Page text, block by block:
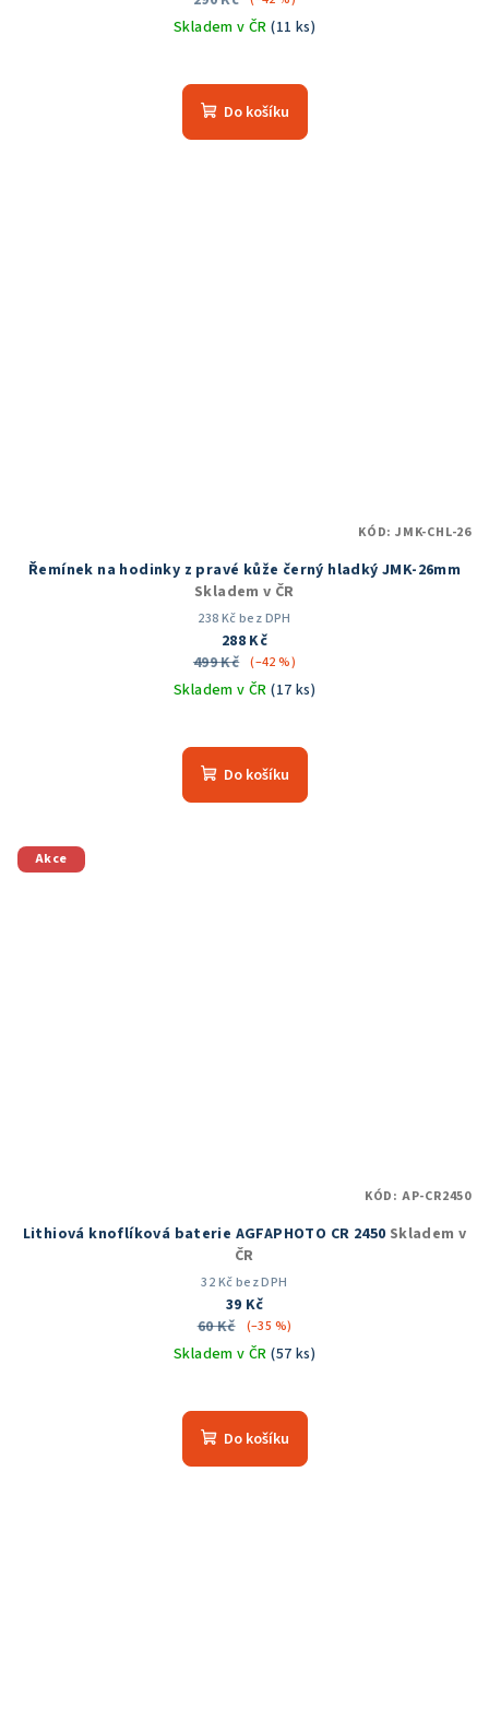
Skladem v ČR(11 ks)
Do košíku
Řemínek na hodinky z pravé kůže černý hladký JMK-26mm
Skladem v ČR
238 Kč bez DPH
288 Kč
499 Kč (–42 %)
Skladem v ČR(17 ks)
Do košíku
KÓD: JMK-CHL-26
Akce
Lithiová knoflíková baterie AGFAPHOTO CR 2450 Skladem v
ČR
32 Kč bez DPH
39 Kč
60 Kč
(–35 %)
Skladem v ČR(57 ks)
hodnocení
produktu
Do košíku
KÓD: AP-CR2450